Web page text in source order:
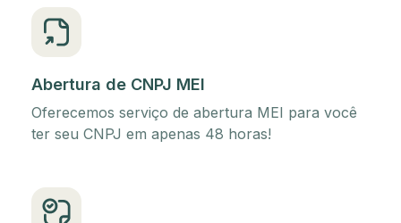
Abertura de CNPJ MEI
Oferecemos serviço de abertura MEI para você
ter seu CNPJ em apenas 48 horas!